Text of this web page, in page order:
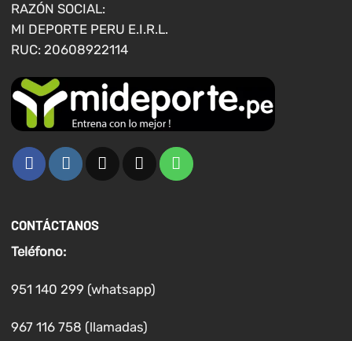
de
producto
RAZÓN SOCIAL:
MI DEPORTE PERU E.I.R.L.
RUC: 20608922114
CONTÁCTANOS
Teléfono:
951 140 299 (whatsapp)
967 116 758 (llamadas)